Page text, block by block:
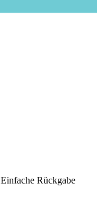
Einfache Rückgabe